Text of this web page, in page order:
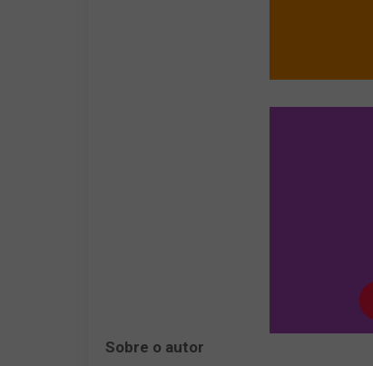
Sobre o autor